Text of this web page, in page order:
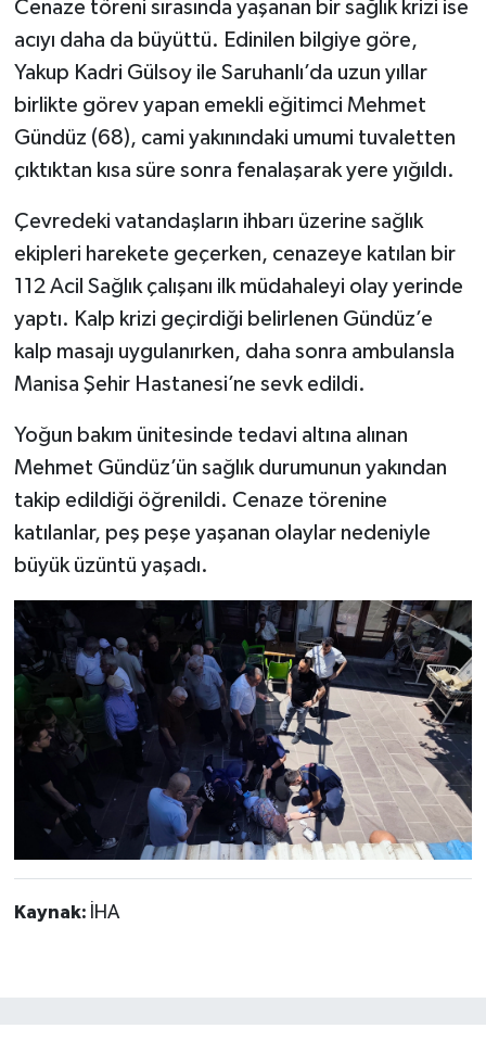
Cenaze töreni sırasında yaşanan bir sağlık krizi ise
acıyı daha da büyüttü. Edinilen bilgiye göre,
Yakup Kadri Gülsoy ile Saruhanlı’da uzun yıllar
birlikte görev yapan emekli eğitimci Mehmet
Gündüz (68), cami yakınındaki umumi tuvaletten
çıktıktan kısa süre sonra fenalaşarak yere yığıldı.
Çevredeki vatandaşların ihbarı üzerine sağlık
ekipleri harekete geçerken, cenazeye katılan bir
112 Acil Sağlık çalışanı ilk müdahaleyi olay yerinde
yaptı. Kalp krizi geçirdiği belirlenen Gündüz’e
kalp masajı uygulanırken, daha sonra ambulansla
Manisa Şehir Hastanesi’ne sevk edildi.
Yoğun bakım ünitesinde tedavi altına alınan
Mehmet Gündüz’ün sağlık durumunun yakından
takip edildiği öğrenildi. Cenaze törenine
katılanlar, peş peşe yaşanan olaylar nedeniyle
büyük üzüntü yaşadı.
Kaynak: İHA